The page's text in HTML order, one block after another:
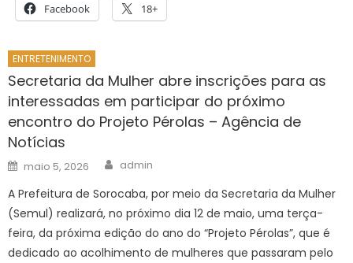
Facebook 18+
ENTRETENIMENTO
Secretaria da Mulher abre inscrições para as
interessadas em participar do próximo
encontro do Projeto Pérolas – Agência de
Notícias
Posted
on
maio 5, 2026 Author
admin
A Prefeitura de Sorocaba, por meio da Secretaria da Mulher
(Semul) realizará, no próximo dia 12 de maio, uma terça-
feira, da próxima edição do ano do “Projeto Pérolas”, que é
dedicado ao acolhimento de mulheres que passaram pelo